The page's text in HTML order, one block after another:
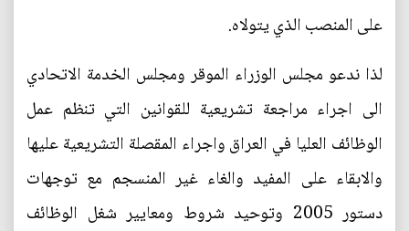
على المنصب الذي يتولاه.
لذا ندعو مجلس الوزراء الموقر ومجلس الخدمة الاتحادي
الى اجراء مراجعة تشريعية للقوانين التي تنظم عمل
الوظائف العليا في العراق واجراء المقصلة التشريعية عليها
والابقاء على المفيد والغاء غير المنسجم مع توجهات
دستور 2005 وتوحيد شروط ومعايير شغل الوظائف